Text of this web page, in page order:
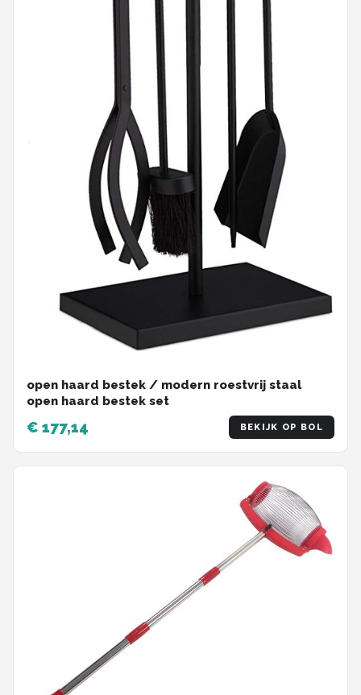
open haard bestek / modern roestvrij staal
open haard bestek set
€ 177,14 BEKIJK OP BOL